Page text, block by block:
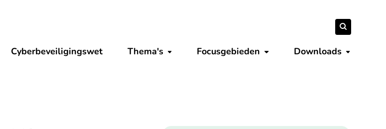
Zoeken
naar:Zoeken
Cyberbeveiligingswet Thema's Submenu tonen
Focusgebieden Submenu tonen
Downloads